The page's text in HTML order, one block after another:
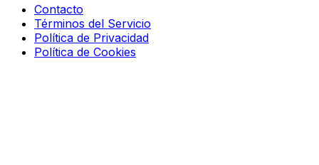
Contacto
Términos del Servicio
Política de Privacidad
Política de Cookies